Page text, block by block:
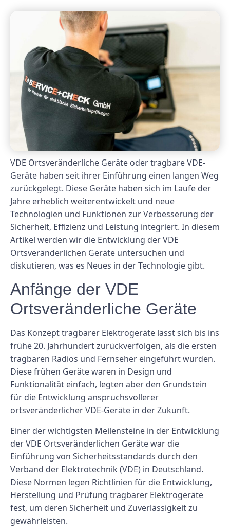
VDE Ortsveränderliche Geräte oder tragbare VDE-
Geräte haben seit ihrer Einführung einen langen Weg
zurückgelegt. Diese Geräte haben sich im Laufe der
Jahre erheblich weiterentwickelt und neue
Technologien und Funktionen zur Verbesserung der
Sicherheit, Effizienz und Leistung integriert. In diesem
Artikel werden wir die Entwicklung der VDE
Ortsveränderlichen Geräte untersuchen und
diskutieren, was es Neues in der Technologie gibt.
Anfänge der VDE
Ortsveränderliche Geräte
Das Konzept tragbarer Elektrogeräte lässt sich bis ins
frühe 20. Jahrhundert zurückverfolgen, als die ersten
tragbaren Radios und Fernseher eingeführt wurden.
Diese frühen Geräte waren in Design und
Funktionalität einfach, legten aber den Grundstein
für die Entwicklung anspruchsvollerer
ortsveränderlicher VDE-Geräte in der Zukunft.
Einer der wichtigsten Meilensteine ​​in der Entwicklung
der VDE Ortsveränderlichen Geräte war die
Einführung von Sicherheitsstandards durch den
Verband der Elektrotechnik (VDE) in Deutschland.
Diese Normen legen Richtlinien für die Entwicklung,
Herstellung und Prüfung tragbarer Elektrogeräte
fest, um deren Sicherheit und Zuverlässigkeit zu
gewährleisten.